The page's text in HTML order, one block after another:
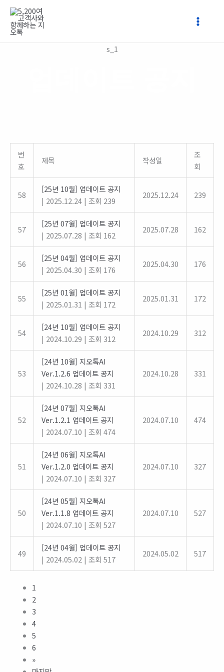
s_1
번
호
제목 작성일
조
회
58
[25년 10월] 업데이트 공지
| 2025.12.24 | 조회 239
2025.12.24 239
57
[25년 07월] 업데이트 공지
| 2025.07.28 | 조회 162
2025.07.28 162
56
[25년 04월] 업데이트 공지
| 2025.04.30 | 조회 176
2025.04.30 176
55
[25년 01월] 업데이트 공지
| 2025.01.31 | 조회 172
2025.01.31 172
54
[24년 10월] 업데이트 공지
| 2024.10.29 | 조회 312
2024.10.29 312
53
[24년 10월] 지오톡AI
Ver.1.2.6 업데이트 공지
| 2024.10.28 | 조회 331
2024.10.28 331
52
[24년 07월] 지오톡AI
Ver.1.2.1 업데이트 공지
| 2024.07.10 | 조회 474
2024.07.10 474
51
[24년 06월] 지오톡AI
Ver.1.2.0 업데이트 공지
| 2024.07.10 | 조회 327
2024.07.10 327
50
[24년 05월] 지오톡AI
Ver.1.1.8 업데이트 공지
| 2024.07.10 | 조회 527
2024.07.10 527
49
[24년 04월] 업데이트 공지
| 2024.05.02 | 조회 517
2024.05.02 517
1
2
3
4
5
6
»